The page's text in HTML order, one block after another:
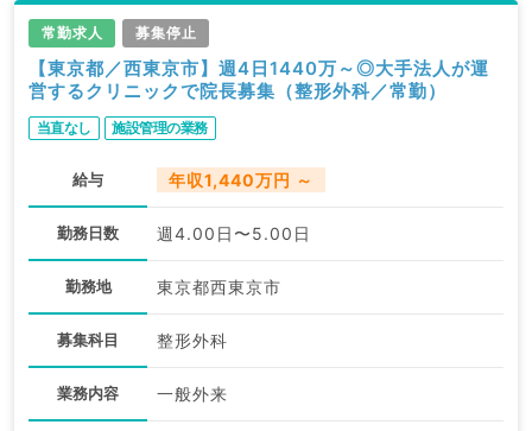
常勤求人 募集停止
【東京都／西東京市】週4日1440万～◎大手法人が運
営するクリニックで院長募集（整形外科／常勤）
当直なし 施設管理の業務
給与 年収1,440万円 ～
勤務日数 週4.00日〜5.00日
勤務地 東京都西東京市
募集科目 整形外科
業務内容 一般外来